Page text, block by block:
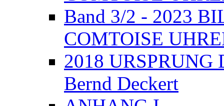
Band 3/2 - 2023
COMTOISE
2018 URSPRUNG
Bernd Deckert